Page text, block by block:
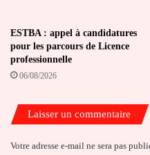
ESTBA : appel à candidatures
pour les parcours de Licence
professionnelle
06/08/2026
Laisser un commentaire
Votre adresse e-mail ne sera pas